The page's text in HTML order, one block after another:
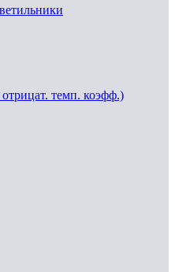
темп. коэфф.)